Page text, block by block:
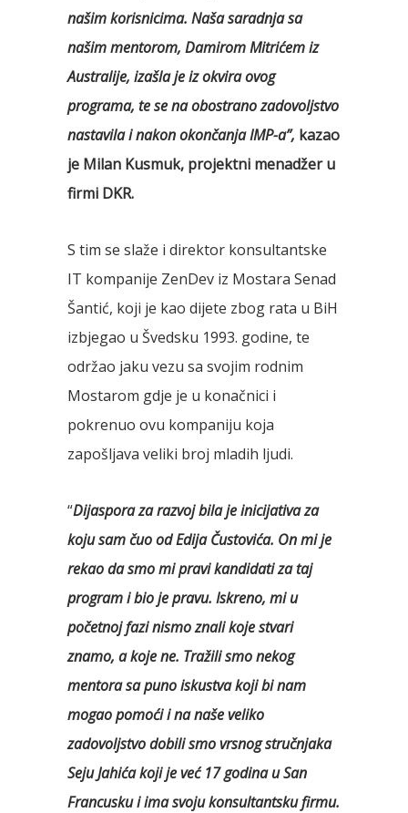
našim korisnicima. Naša saradnja sa
našim mentorom, Damirom Mitrićem iz
Australije, izašla je iz okvira ovog
programa, te se na obostrano zadovoljstvo
nastavila i nakon okončanja IMP-a”, kazao
je Milan Kusmuk, projektni menadžer u
firmi DKR.
S tim se slaže i direktor konsultantske
IT kompanije ZenDev iz Mostara Senad
Šantić, koji je kao dijete zbog rata u BiH
izbjegao u Švedsku 1993. godine, te
održao jaku vezu sa svojim rodnim
Mostarom gdje je u konačnici i
pokrenuo ovu kompaniju koja
zapošljava veliki broj mladih ljudi.
“Dijaspora za razvoj bila je inicijativa za
koju sam čuo od Edija Čustovića. On mi je
rekao da smo mi pravi kandidati za taj
program i bio je pravu. Iskreno, mi u
početnoj fazi nismo znali koje stvari
znamo, a koje ne. Tražili smo nekog
mentora sa puno iskustva koji bi nam
mogao pomoći i na naše veliko
zadovoljstvo dobili smo vrsnog stručnjaka
Seju Jahića koji je već 17 godina u San
Francusku i ima svoju konsultantsku firmu.